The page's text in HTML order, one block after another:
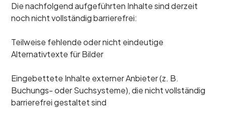
Die nachfolgend aufgeführten Inhalte sind derzeit
noch nicht vollständig barrierefrei:
Teilweise fehlende oder nicht eindeutige
Alternativtexte für Bilder
Eingebettete Inhalte externer Anbieter (z. B.
Buchungs- oder Suchsysteme), die nicht vollständig
barrierefrei gestaltet sind